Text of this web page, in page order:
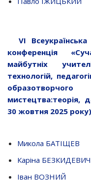
VІ
конференція
майбутніх
технологій,
мистецтва:теорія,
30 жовтня 2025 року)
Микола БАТІЩЕВ
Каріна БЕЗКИДЕВИЧ
Іван ВОЗНИЙ